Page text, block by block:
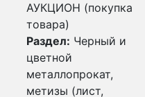
АУКЦИОН (покупка
товара)
Раздел: Черный и
цветной
металлопрокат,
метизы (лист,